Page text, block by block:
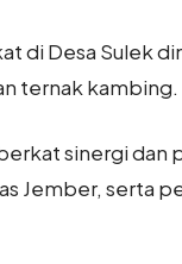
di Desa Sulek
ternak kambing.
sinergi dan
Jember, serta